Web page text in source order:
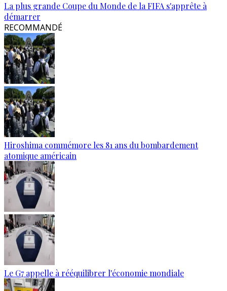
La plus grande Coupe du Monde de la FIFA s'apprête à
démarrer
RECOMMANDÉ
Hiroshima commémore les 81 ans du bombardement
atomique américain
Le G7 appelle à rééquilibrer l'économie mondiale